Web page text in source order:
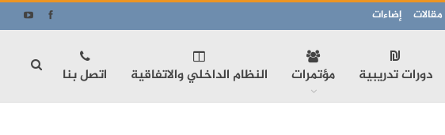
مقالات إضاءات
دورات تدريبية مؤتمرات النظام الداخلي والاتفاقية اتصل بنا